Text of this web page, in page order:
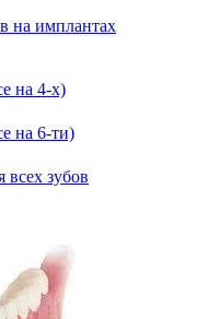
на имплантах
на 4-х)
на 6-ти)
зубов